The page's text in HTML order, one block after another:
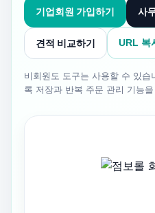
기업회원 가입하기 사
견적 비교하기 URL 복
비회원도 도구는 사용할 수 있
록 저장과 반복 주문 관리 기능